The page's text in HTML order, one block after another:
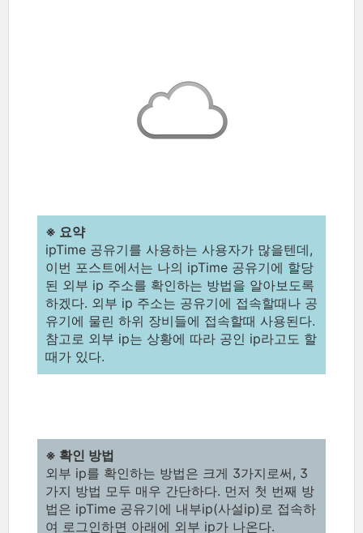
※ 요약
ipTime 공유기를 사용하는 사용자가 많을텐데,
이번 포스트에서는 나의 ipTime 공유기에 할당
된 외부 ip 주소를 확인하는 방법을 알아보도록
하겠다. 외부 ip 주소는 공유기에 접속할때나 공
유기에 물린 하위 장비들에 접속할때 사용된다.
참고로 외부 ip는 상황에 따라 공인 ip라고도 할
때가 있다.
※ 확인 방법
외부 ip를 확인하는 방법은 크게 3가지로써, 3
가지 방법 모두 매우 간단하다. 먼저 첫 번째 방
법은 ipTime 공유기에 내부ip(사설ip)로 접속하
여 로그인하면 아래에 외부 ip가 나온다.